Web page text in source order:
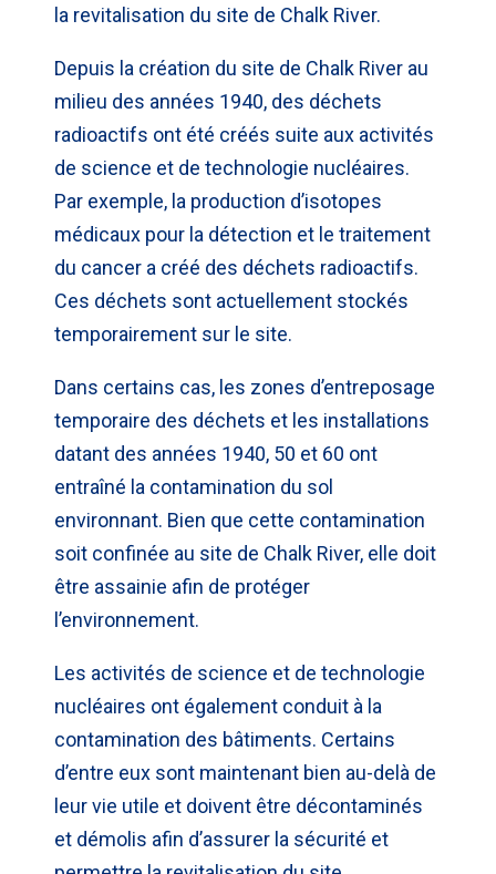
la revitalisation du site de Chalk River.
Depuis la création du site de Chalk River au
milieu des années 1940, des déchets
radioactifs ont été créés suite aux activités
de science et de technologie nucléaires.
Par exemple, la production d’isotopes
médicaux pour la détection et le traitement
du cancer a créé des déchets radioactifs.
Ces déchets sont actuellement stockés
temporairement sur le site.
Dans certains cas, les zones d’entreposage
temporaire des déchets et les installations
datant des années 1940, 50 et 60 ont
entraîné la contamination du sol
environnant. Bien que cette contamination
soit confinée au site de Chalk River, elle doit
être assainie afin de protéger
l’environnement.
Les activités de science et de technologie
nucléaires ont également conduit à la
contamination des bâtiments. Certains
d’entre eux sont maintenant bien au-delà de
leur vie utile et doivent être décontaminés
et démolis afin d’assurer la sécurité et